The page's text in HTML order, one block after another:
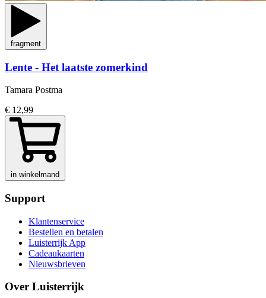
fragment
Lente - Het laatste zomerkind
Tamara Postma
€ 12,99
in winkelmand
Support
Klantenservice
Bestellen en betalen
Luisterrijk App
Cadeaukaarten
Nieuwsbrieven
Over Luisterrijk